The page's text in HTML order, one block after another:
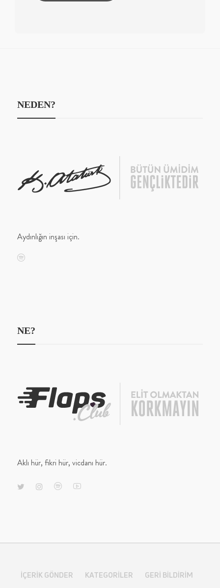
NEDEN?
Aydınlığın inşası için.
NE?
Aklı hür, fikri hür, vicdanı hür.
İÇERIK GÖNDER KATEGORILER GERI BILDIRIM